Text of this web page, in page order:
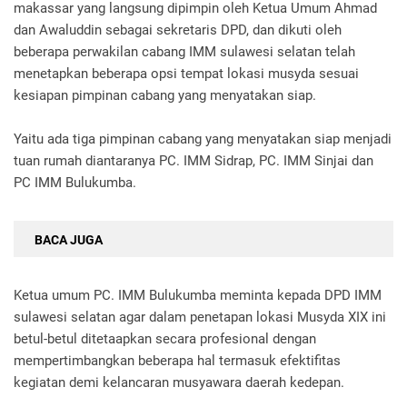
makassar yang langsung dipimpin oleh Ketua Umum Ahmad
dan Awaluddin sebagai sekretaris DPD, dan dikuti oleh
beberapa perwakilan cabang IMM sulawesi selatan telah
menetapkan beberapa opsi tempat lokasi musyda sesuai
kesiapan pimpinan cabang yang menyatakan siap.
Yaitu ada tiga pimpinan cabang yang menyatakan siap menjadi
tuan rumah diantaranya PC. IMM Sidrap, PC. IMM Sinjai dan
PC IMM Bulukumba.
BACA JUGA
Ketua umum PC. IMM Bulukumba meminta kepada DPD IMM
sulawesi selatan agar dalam penetapan lokasi Musyda XIX ini
betul-betul ditetaapkan secara profesional dengan
mempertimbangkan beberapa hal termasuk efektifitas
kegiatan demi kelancaran musyawara daerah kedepan.